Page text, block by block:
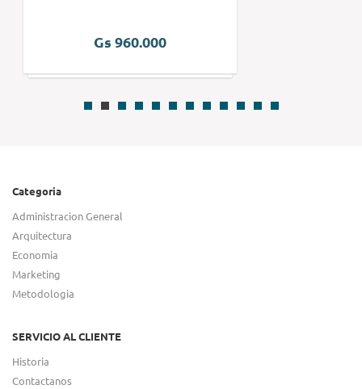
Gs 960.000
Categoria
Administracion General
Arquitectura
Economia
Marketing
Metodologia
SERVICIO AL CLIENTE
Historia
Contactanos